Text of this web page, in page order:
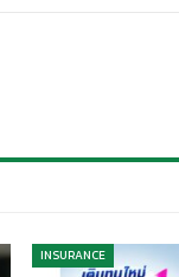
INSURANCE